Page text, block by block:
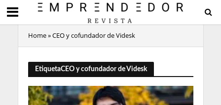
Home»CEO y cofundador de Videsk
EtiquetaCEO y cofundador de Videsk